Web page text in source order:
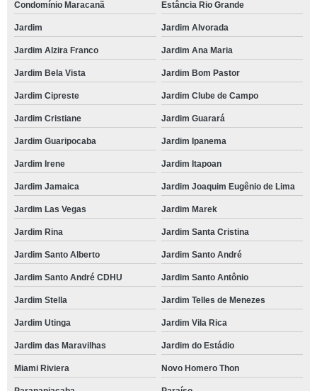
Condomínio Maracanã Estância Rio Grande
Jardim Jardim Alvorada
Jardim Alzira Franco Jardim Ana Maria
Jardim Bela Vista Jardim Bom Pastor
Jardim Cipreste Jardim Clube de Campo
Jardim Cristiane Jardim Guarará
Jardim Guaripocaba Jardim Ipanema
Jardim Irene Jardim Itapoan
Jardim Jamaica Jardim Joaquim Eugênio de Lima
Jardim Las Vegas Jardim Marek
Jardim Rina Jardim Santa Cristina
Jardim Santo Alberto Jardim Santo André
Jardim Santo André CDHU Jardim Santo Antônio
Jardim Stella Jardim Telles de Menezes
Jardim Utinga Jardim Vila Rica
Jardim das Maravilhas Jardim do Estádio
Miami Riviera Novo Homero Thon